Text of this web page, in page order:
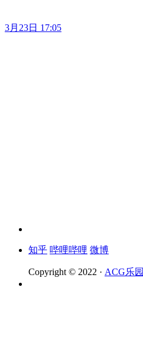
3月23日 17:05
知乎 哔哩哔哩 微博
Copyright © 2022 · ACG乐园